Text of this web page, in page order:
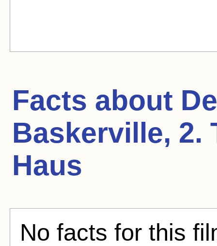
Facts about
Baskerville, 2.
Haus
No facts for this